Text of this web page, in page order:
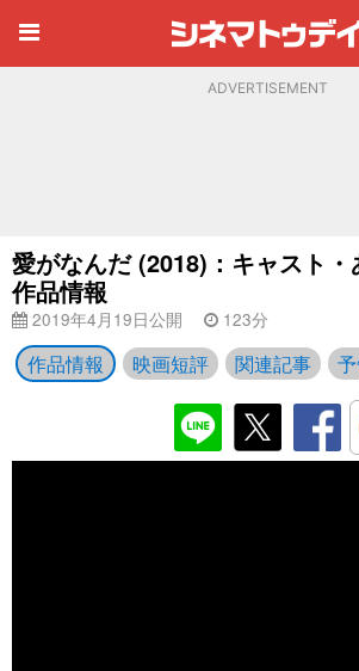
ADVERTISEMENT
愛がなんだ (2018)：キャスト・
作品情報
2019年4月19日公開 123分
作品情報 映画短評 関連記事